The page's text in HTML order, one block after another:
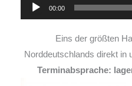
00:00
Eins der größten
Norddeutschlands direkt in
Terminabsprache: